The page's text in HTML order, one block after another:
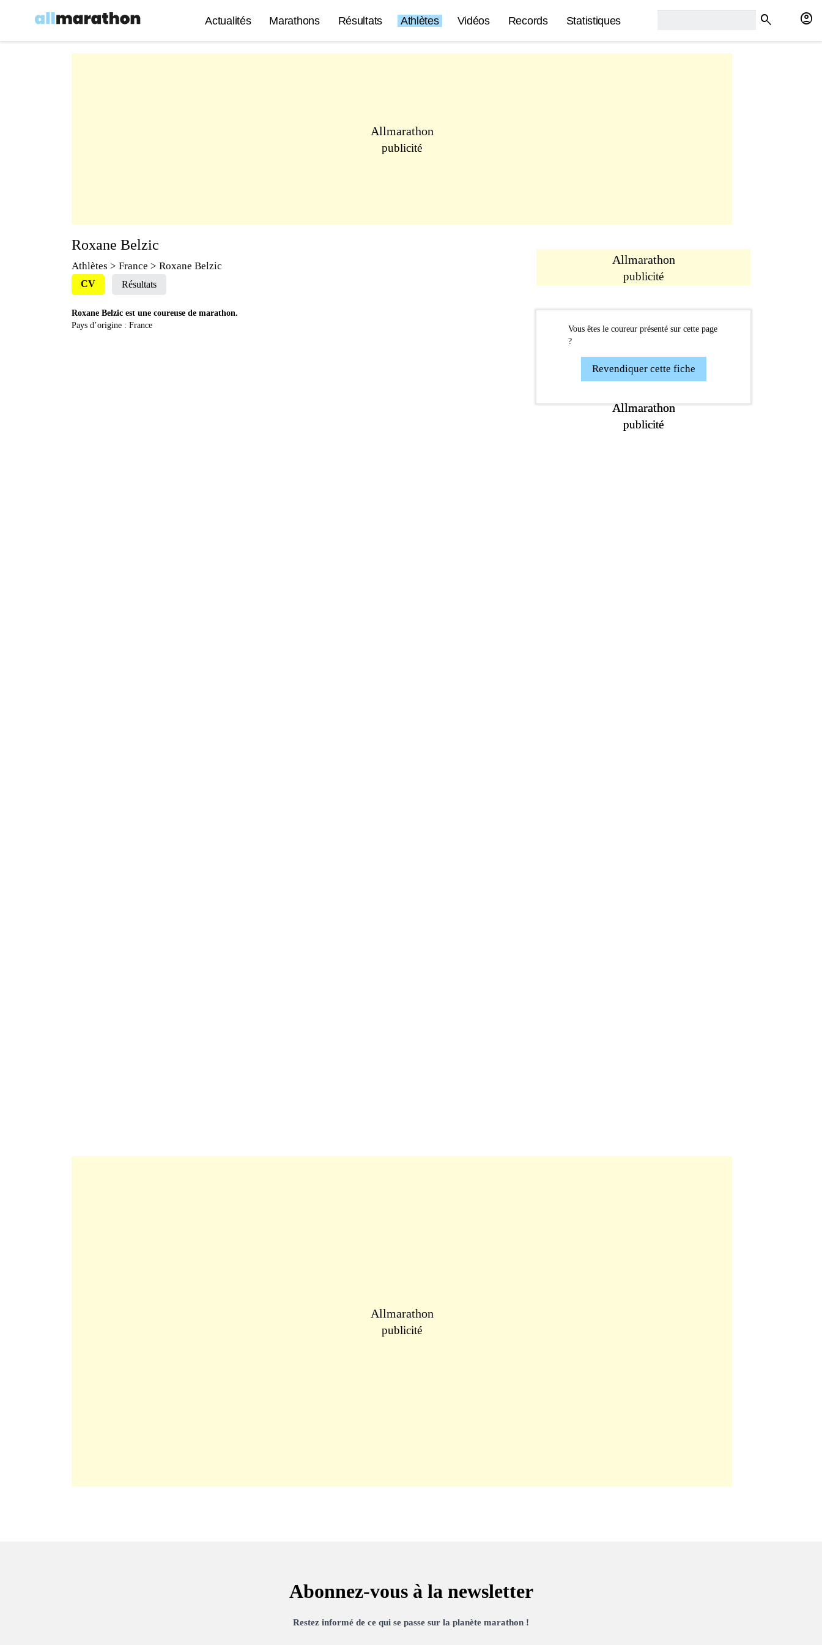
Actualités Marathons Résultats Athlètes Vidéos Records Statistiques search account_circle
Allmarathon
publicité
Roxane Belzic
Athlètes > France > Roxane Belzic
CV Résultats
Roxane Belzic est une coureuse de marathon.
Pays d’origine : France
Allmarathon
publicité
Vous êtes le coureur présenté sur cette page
?
Revendiquer cette fiche
Allmarathon
publicité
Allmarathon
publicité
Allmarathon
publicité
Abonnez-vous à la newsletter
Restez informé de ce qui se passe sur la planète marathon !